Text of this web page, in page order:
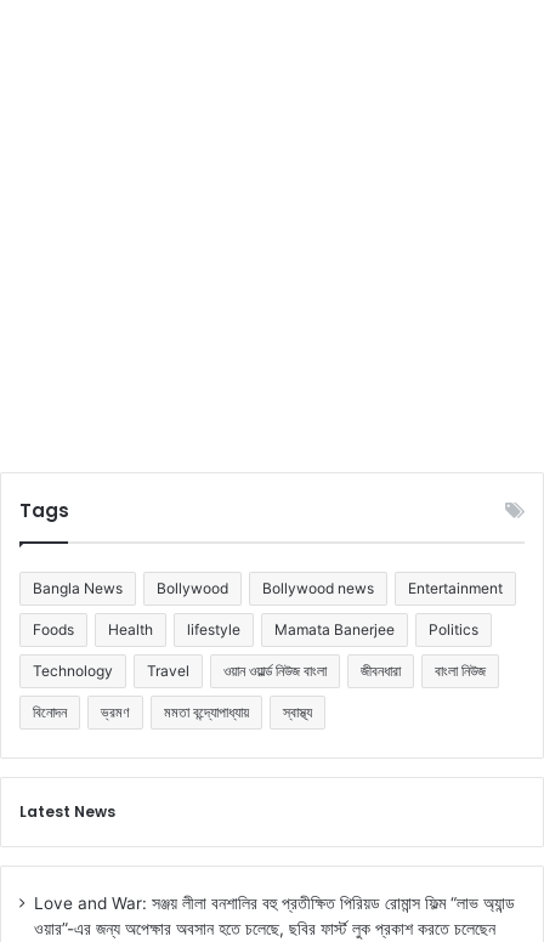
Tags
Bangla News Bollywood Bollywood news Entertainment
Foods Health lifestyle Mamata Banerjee Politics
Technology Travel ওয়ান ওয়ার্ল্ড নিউজ বাংলা জীবনধারা বাংলা নিউজ
বিনোদন ভ্রমণ মমতা বন্দ্যোপাধ্যায় স্বাস্থ্য
Latest News
Love and War: সঞ্জয় লীলা বনশালির বহু প্রতীক্ষিত পিরিয়ড রোমান্স ফিল্ম “লাভ অ্যান্ড
ওয়ার”-এর জন্য অপেক্ষার অবসান হতে চলেছে, ছবির ফার্স্ট লুক প্রকাশ করতে চলেছেন